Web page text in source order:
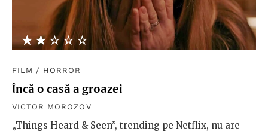
★★★★★
☆☆☆☆☆
FILM / HORROR
Încă o casă a groazei
VICTOR MOROZOV
„Things Heard & Seen”, trending pe Netflix, nu are